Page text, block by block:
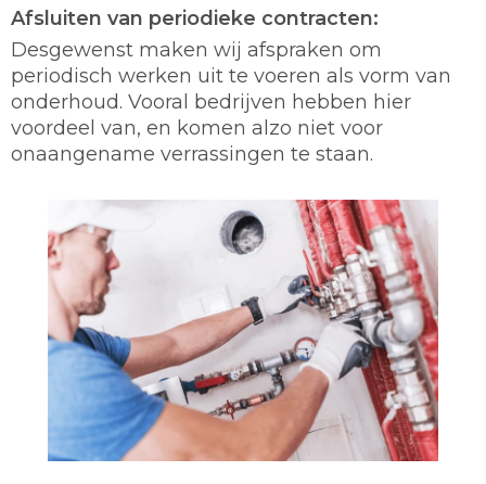
Afsluiten van periodieke contracten:
Desgewenst maken wij afspraken om
periodisch werken uit te voeren als vorm van
onderhoud. Vooral bedrijven hebben hier
voordeel van, en komen alzo niet voor
onaangename verrassingen te staan.